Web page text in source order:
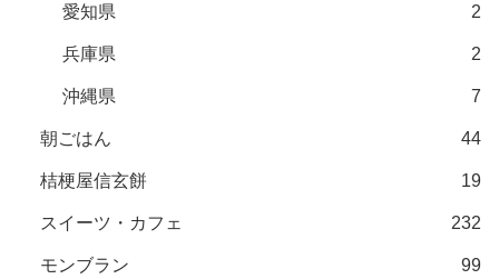
愛知県 2
兵庫県 2
沖縄県 7
朝ごはん 44
桔梗屋信玄餅 19
スイーツ・カフェ 232
モンブラン 99